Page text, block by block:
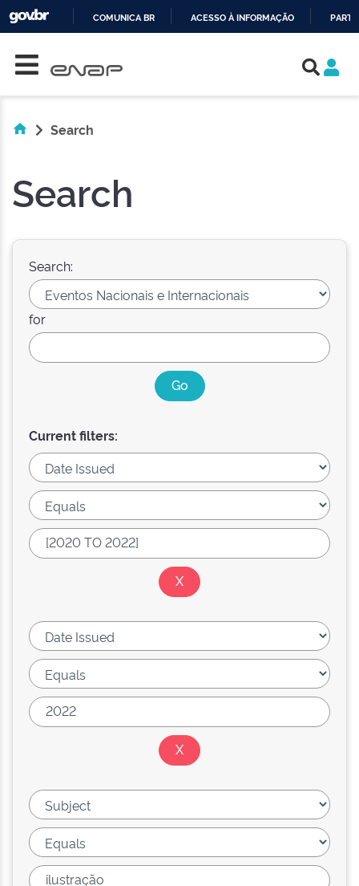
COMUNICA BR ACESSO À INFORMAÇÃO
Search
Search
Search:
for
Current filters: